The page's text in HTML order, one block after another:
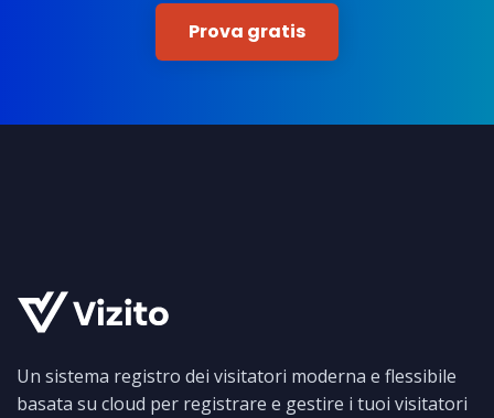
Prova gratis
Un sistema registro dei visitatori moderna e flessibile
basata su cloud per registrare e gestire i tuoi visitatori